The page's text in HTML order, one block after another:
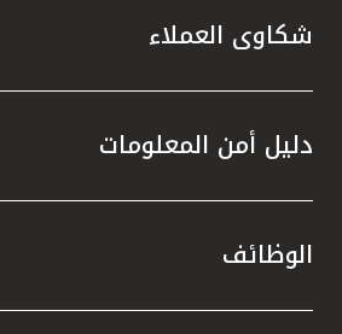
شكاوى العملاء
دليل أمن المعلومات
الوظائف